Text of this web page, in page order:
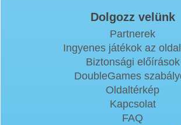
Dolgozz velünk
Partnerek
Ingyenes játékok az
Biztonsági előírások
DoubleGames
Oldaltérkép
Kapcsolat
FAQ